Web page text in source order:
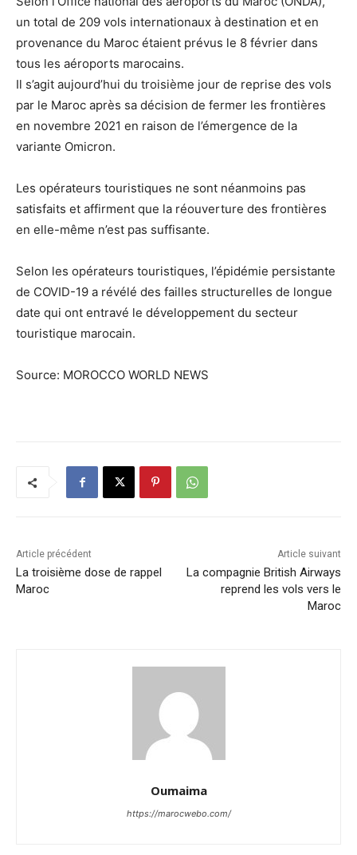
un total de 209 vols internationaux à destination et en
provenance du Maroc étaient prévus le 8 février dans
tous les aéroports marocains.
Il s’agit aujourd’hui du troisième jour de reprise des vols
par le Maroc après sa décision de fermer les frontières
en novembre 2021 en raison de l’émergence de la
variante Omicron.
Les opérateurs touristiques ne sont néanmoins pas
satisfaits et affirment que la réouverture des frontières
en elle-même n’est pas suffisante.
Selon les opérateurs touristiques, l’épidémie persistante
de COVID-19 a révélé des failles structurelles de longue
date qui ont entravé le développement du secteur
touristique marocain.
Source: MOROCCO WORLD NEWS
Article précédent
La troisième dose de rappel
Maroc
Article suivant
La compagnie British Airways
reprend les vols vers le
Maroc
Oumaima
https://marocwebo.com/